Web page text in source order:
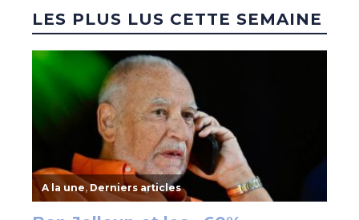
LES PLUS LUS CETTE SEMAINE